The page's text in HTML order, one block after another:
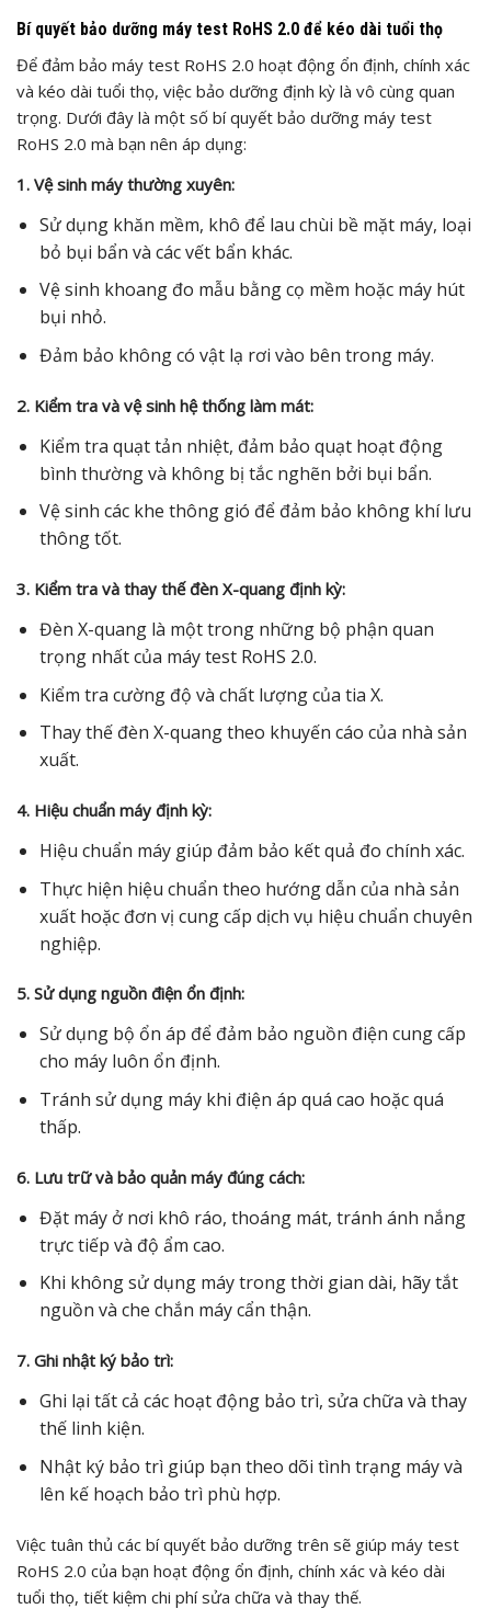
Bí quyết bảo dưỡng máy test RoHS 2.0 để kéo dài tuổi thọ
Để đảm bảo máy test RoHS 2.0 hoạt động ổn định, chính xác
và kéo dài tuổi thọ, việc bảo dưỡng định kỳ là vô cùng quan
trọng. Dưới đây là một số bí quyết bảo dưỡng máy test
RoHS 2.0 mà bạn nên áp dụng:
1. Vệ sinh máy thường xuyên:
Sử dụng khăn mềm, khô để lau chùi bề mặt máy, loại
bỏ bụi bẩn và các vết bẩn khác.
Vệ sinh khoang đo mẫu bằng cọ mềm hoặc máy hút
bụi nhỏ.
Đảm bảo không có vật lạ rơi vào bên trong máy.
2. Kiểm tra và vệ sinh hệ thống làm mát:
Kiểm tra quạt tản nhiệt, đảm bảo quạt hoạt động
bình thường và không bị tắc nghẽn bởi bụi bẩn.
Vệ sinh các khe thông gió để đảm bảo không khí lưu
thông tốt.
3. Kiểm tra và thay thế đèn X-quang định kỳ:
Đèn X-quang là một trong những bộ phận quan
trọng nhất của máy test RoHS 2.0.
Kiểm tra cường độ và chất lượng của tia X.
Thay thế đèn X-quang theo khuyến cáo của nhà sản
xuất.
4. Hiệu chuẩn máy định kỳ:
Hiệu chuẩn máy giúp đảm bảo kết quả đo chính xác.
Thực hiện hiệu chuẩn theo hướng dẫn của nhà sản
xuất hoặc đơn vị cung cấp dịch vụ hiệu chuẩn chuyên
nghiệp.
5. Sử dụng nguồn điện ổn định:
Sử dụng bộ ổn áp để đảm bảo nguồn điện cung cấp
cho máy luôn ổn định.
Tránh sử dụng máy khi điện áp quá cao hoặc quá
thấp.
6. Lưu trữ và bảo quản máy đúng cách:
Đặt máy ở nơi khô ráo, thoáng mát, tránh ánh nắng
trực tiếp và độ ẩm cao.
Khi không sử dụng máy trong thời gian dài, hãy tắt
nguồn và che chắn máy cẩn thận.
7. Ghi nhật ký bảo trì:
Ghi lại tất cả các hoạt động bảo trì, sửa chữa và thay
thế linh kiện.
Nhật ký bảo trì giúp bạn theo dõi tình trạng máy và
lên kế hoạch bảo trì phù hợp.
Việc tuân thủ các bí quyết bảo dưỡng trên sẽ giúp máy test
RoHS 2.0 của bạn hoạt động ổn định, chính xác và kéo dài
tuổi thọ, tiết kiệm chi phí sửa chữa và thay thế.